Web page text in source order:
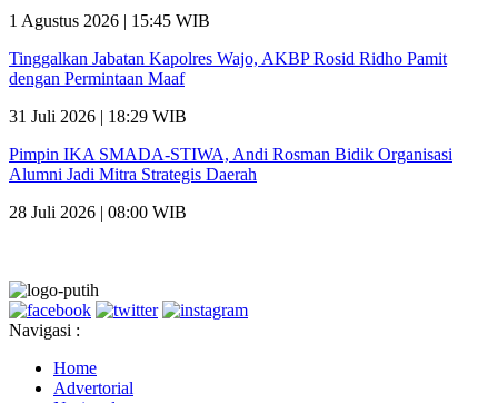
1 Agustus 2026 | 15:45 WIB
Tinggalkan Jabatan Kapolres Wajo, AKBP Rosid Ridho Pamit
dengan Permintaan Maaf
31 Juli 2026 | 18:29 WIB
Pimpin IKA SMADA-STIWA, Andi Rosman Bidik Organisasi
Alumni Jadi Mitra Strategis Daerah
28 Juli 2026 | 08:00 WIB
Navigasi :
Home
Advertorial